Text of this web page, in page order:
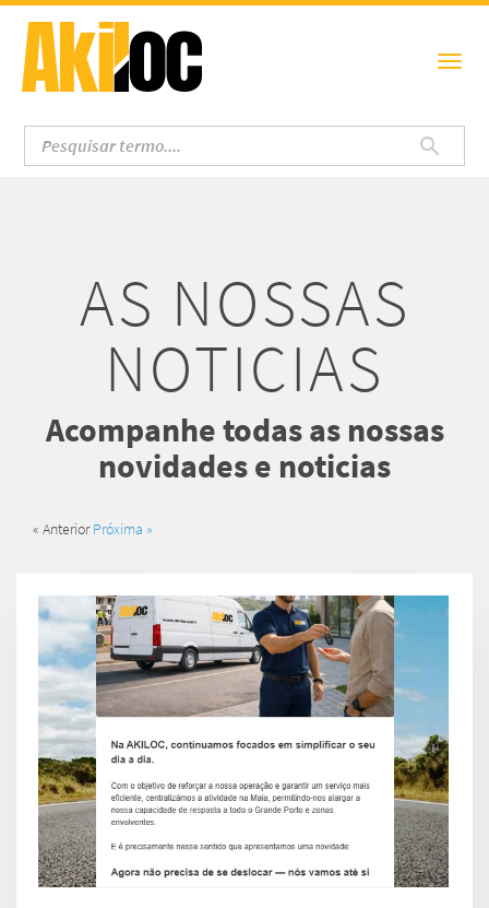
AS NOSSAS
NOTICIAS
Acompanhe todas as nossas
novidades e noticias
« AnteriorPróxima »